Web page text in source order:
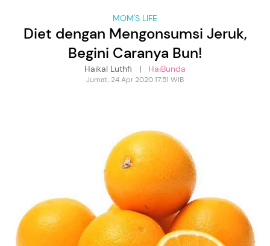
MOM'S LIFE
Diet dengan Mengonsumsi Jeruk,
Begini Caranya Bun!
Haikal Luthfi | HaiBunda
Jumat, 24 Apr 2020 17:51 WIB